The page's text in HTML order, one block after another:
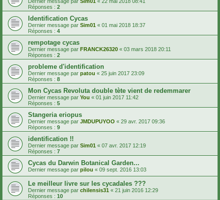
Réponses : 2
Identification Cycas
Dernier message par Sim01 « 01 mai 2018 18:37
Réponses : 4
rempotage cycas
Dernier message par FRANCK26320 « 03 mars 2018 20:11
Réponses : 2
probleme d'identification
Dernier message par patou « 25 juin 2017 23:09
Réponses : 8
Mon Cycas Revoluta double tète vient de redemmarer
Dernier message par You « 01 juin 2017 11:42
Réponses : 5
Stangeria eriopus
Dernier message par JMDUPUYOO « 29 avr. 2017 09:36
Réponses : 9
identification !!
Dernier message par Sim01 « 07 avr. 2017 12:19
Réponses : 7
Cycas du Darwin Botanical Garden...
Dernier message par pilou « 09 sept. 2016 13:03
Le meilleur livre sur les cycadales ???
Dernier message par chilensis31 « 21 juin 2016 12:29
Réponses : 10